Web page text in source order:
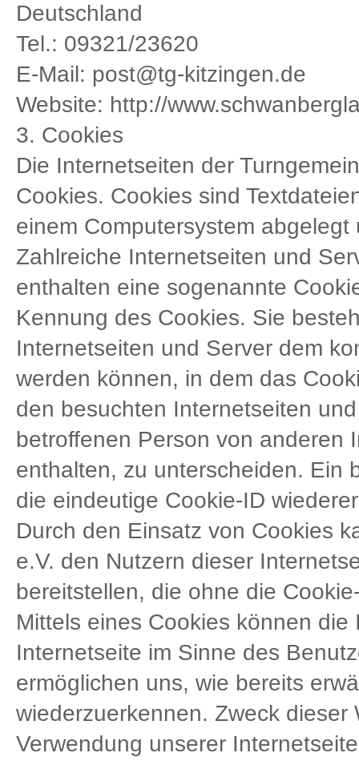
Deutschland
Tel.: 09321/23620
E-Mail: post@tg-kitzingen.de
Website: http://
3. Cookies
Die Internetseiten der
Cookies. Cookies sind
einem Computersystem
Zahlreiche Internetseiten und
enthalten eine sogenannte
Kennung des Cookies. Sie
Internetseiten und Server dem
werden können, in dem das
den besuchten Internetseiten
betroffenen Person von anderen
enthalten, zu unterscheiden. Ein
die eindeutige Cookie-ID
Durch den Einsatz von Cookies
e.V. den Nutzern dieser
bereitstellen, die ohne die
Mittels eines Cookies können
Internetseite im Sinne des
ermöglichen uns, wie bereits
wiederzuerkennen. Zweck
Verwendung unserer